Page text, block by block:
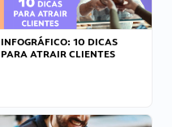
INFOGRÁFICO: 10 DICAS
PARA ATRAIR CLIENTES